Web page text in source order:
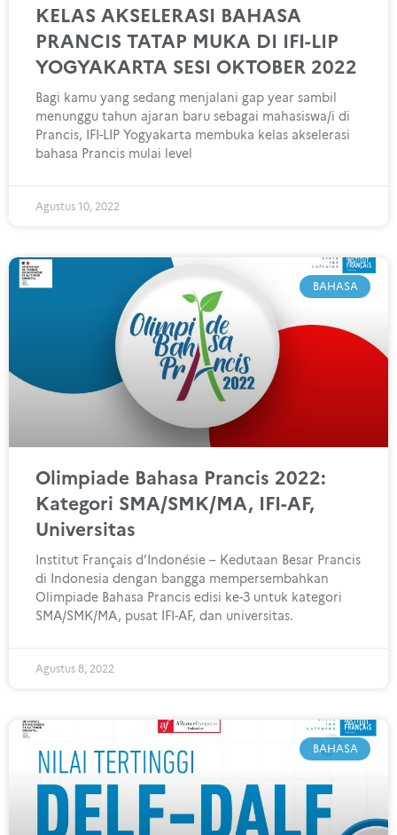
KELAS AKSELERASI BAHASA
PRANCIS TATAP MUKA DI IFI-LIP
YOGYAKARTA SESI OKTOBER 2022
Bagi kamu yang sedang menjalani gap year sambil
menunggu tahun ajaran baru sebagai mahasiswa/i di
Prancis, IFI-LIP Yogyakarta membuka kelas akselerasi
bahasa Prancis mulai level
Agustus 10, 2022
BAHASA
Olimpiade Bahasa Prancis 2022:
Kategori SMA/SMK/MA, IFI-AF,
Universitas
Institut Français d’Indonésie – Kedutaan Besar Prancis
di Indonesia dengan bangga mempersembahkan
Olimpiade Bahasa Prancis edisi ke-3 untuk kategori
SMA/SMK/MA, pusat IFI-AF, dan universitas.
Agustus 8, 2022
BAHASA